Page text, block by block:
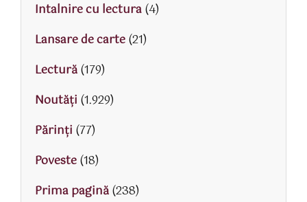
Intalnire cu lectura(4)
Lansare de carte(21)
Lectură(179)
Noutăți (1.929)
Părinţi (77)
Poveste(18)
Prima pagină(238)